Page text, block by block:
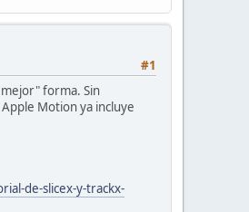
#1
mejor" forma. Sin
Motion ya incluye
de-slicex-y-trackx-